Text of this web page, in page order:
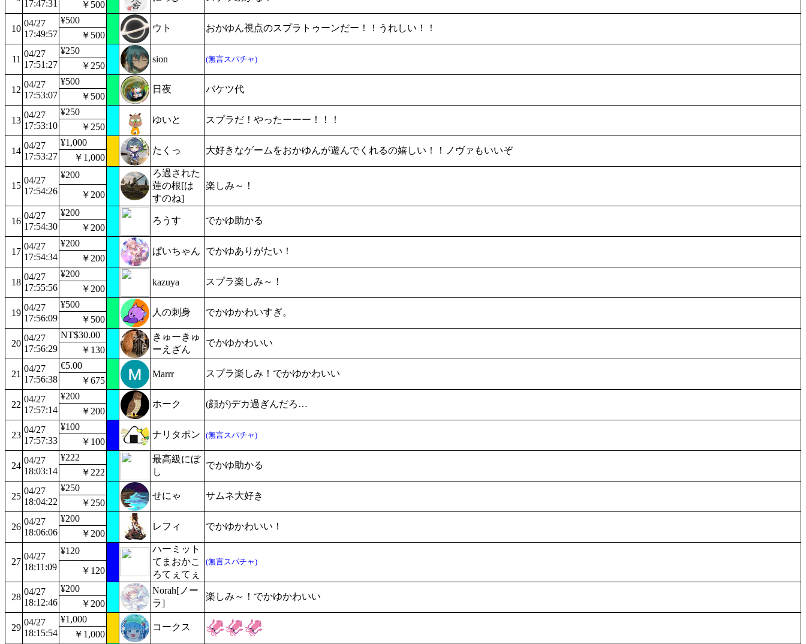
17:47:31 ￥500
10
04/27
17:49:57
¥500
ウト おかゆん視点のスプラトゥーンだー！！うれしい！！
￥500
11
04/27
17:51:27
¥250
sion
(無言スパチャ)
￥250
12
04/27
17:53:07
¥500
日夜 バケツ代
￥500
13
04/27
17:53:10
¥250
ゆいと スプラだ！やったーーー！！！
￥250
14
04/27
17:53:27
¥1,000
たくっ 大好きなゲームをおかゆんが遊んでくれるの嬉しい！！ノヴァもいいぞ
￥1,000
15
04/27
17:54:26
¥200
ろ過された
蓮の根[は
すのね]
楽しみ～！
￥200
16
04/27
17:54:30
¥200
ろうす でかゆ助かる
￥200
17
04/27
17:54:34
¥200
ぱいちゃん でかゆありがたい！
￥200
18
04/27
17:55:56
¥200
kazuya
スプラ楽しみ～！
￥200
19
04/27
17:56:09
¥500
人の刺身 でかゆかわいすぎ。
￥500
20
04/27
17:56:29
NT$30.00
きゅーきゅ
ーえざん
でかゆかわいい
￥130
21
04/27
17:56:38
€5.00
Marrr
スプラ楽しみ！でかゆかわいい
￥675
22
04/27
17:57:14
¥200
ホーク (顔が)デカ過ぎんだろ…
￥200
23
04/27
17:57:33
¥100
ナリタポン (無言スパチャ)
￥100
24
04/27
18:03:14
¥222
最高級にぼ
し
でかゆ助かる
￥222
25
04/27
18:04:22
¥250
せにゃ サムネ大好き
￥250
26
04/27
18:06:06
¥200
レフィ でかゆかわいい！
￥200
27
04/27
18:11:09
¥120
ハーミット
てまおかこ
ろてぇてぇ
(無言スパチャ)
￥120
28
04/27
18:12:46
¥200
Norah[ノー
ラ]
楽しみ～！でかゆかわいい
￥200
29
04/27
18:15:54
¥1,000
コークス
￥1,000